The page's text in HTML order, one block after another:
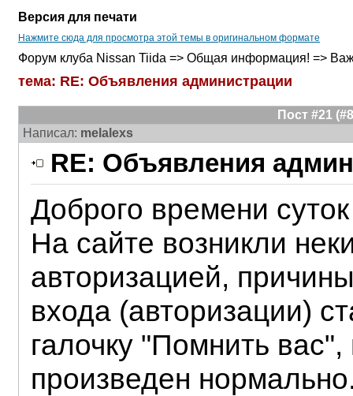
Версия для печати
Нажмите сюда для просмотра этой темы в оригинальном формате
Форум клуба Nissan Tiida => Общая информация! =>
тема: RE: Объявления администрации
Пост #21
Написал: melalexs
RE: Объявления
Доброго времени
На сайте возникли
авторизацией,
входа (авторизации)
галочку "Помнить
произведен